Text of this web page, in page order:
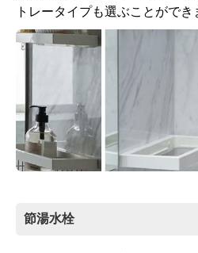
トレータイプも選ぶことができ
節湯水栓